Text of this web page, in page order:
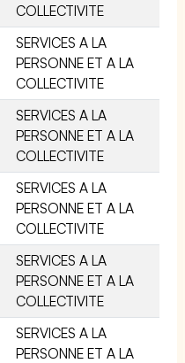
COLLECTIVITE
SERVICES A LA
PERSONNE ET A LA
COLLECTIVITE
SERVICES A LA
PERSONNE ET A LA
COLLECTIVITE
SERVICES A LA
PERSONNE ET A LA
COLLECTIVITE
SERVICES A LA
PERSONNE ET A LA
COLLECTIVITE
SERVICES A LA
PERSONNE ET A LA